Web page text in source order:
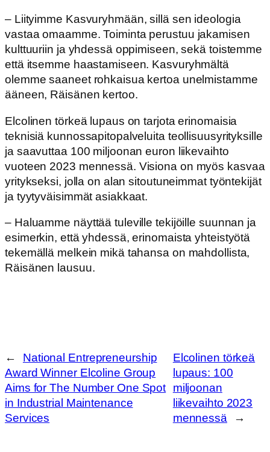
– Liityimme Kasvuryhmään, sillä sen ideologia
vastaa omaamme. Toiminta perustuu jakamisen
kulttuuriin ja yhdessä oppimiseen, sekä toistemme
että itsemme haastamiseen. Kasvuryhmältä
olemme saaneet rohkaisua kertoa unelmistamme
ääneen, Räisänen kertoo.
Elcolinen törkeä lupaus on tarjota erinomaisia
teknisiä kunnossapitopalveluita teollisuusyrityksille
ja saavuttaa 100 miljoonan euron liikevaihto
vuoteen 2023 mennessä. Visiona on myös kasvaa
yritykseksi, jolla on alan sitoutuneimmat työntekijät
ja tyytyväisimmät asiakkaat.
– Haluamme näyttää tuleville tekijöille suunnan ja
esimerkin, että yhdessä, erinomaista yhteistyötä
tekemällä melkein mikä tahansa on mahdollista,
Räisänen lausuu.
←
National Entrepreneurship
Award Winner Elcoline Group
Aims for The Number One Spot
in Industrial Maintenance
Services
Elcolinen törkeä
lupaus: 100
miljoonan
liikevaihto 2023
mennessä
→